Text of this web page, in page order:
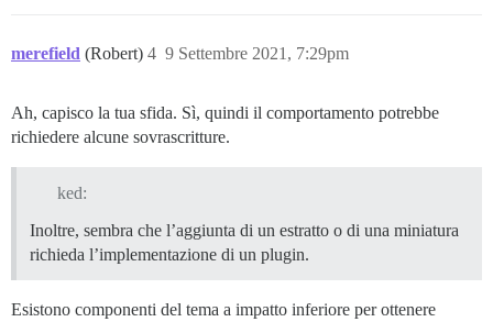
merefield (Robert) 9 Settembre 2021, 7:29pm
4
Ah, capisco la tua sfida. Sì, quindi il comportamento potrebbe
richiedere alcune sovrascritture.
ked:
Inoltre, sembra che l’aggiunta di un estratto o di una miniatura
richieda l’implementazione di un plugin.
Esistono componenti del tema a impatto inferiore per ottenere